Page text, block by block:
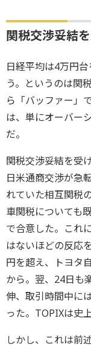
関税交渉妥結
日経平均は4万円
う。というのは関
ら「バッファー」
は、単にオーバー
だ。
関税交渉妥結を受
日米通商交渉が急
れていた相互関税
車関税についても
で合意した。これ
はないほどの反応
円を超え、トヨタ
から。翌、24日も
伸、取引時間中に
った。TOPIXは史
しかし、これは前